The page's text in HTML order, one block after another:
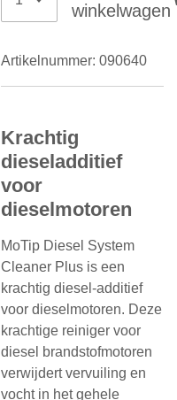
winkelwagen
Artikelnummer: 090640
Krachtig
dieseladditief
voor
dieselmotoren
MoTip Diesel System
Cleaner Plus is een
krachtig diesel-additief
voor dieselmotoren. Deze
krachtige reiniger voor
diesel brandstofmotoren
verwijdert vervuiling en
vocht in het gehele